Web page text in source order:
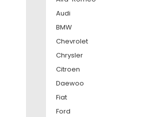
Audi
BMW
Chevrolet
Chrysler
Citroen
Daewoo
Fiat
Ford